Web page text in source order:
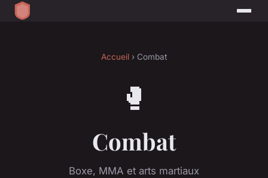
Accueil › Combat
🥊
Combat
Boxe, MMA et arts martiaux